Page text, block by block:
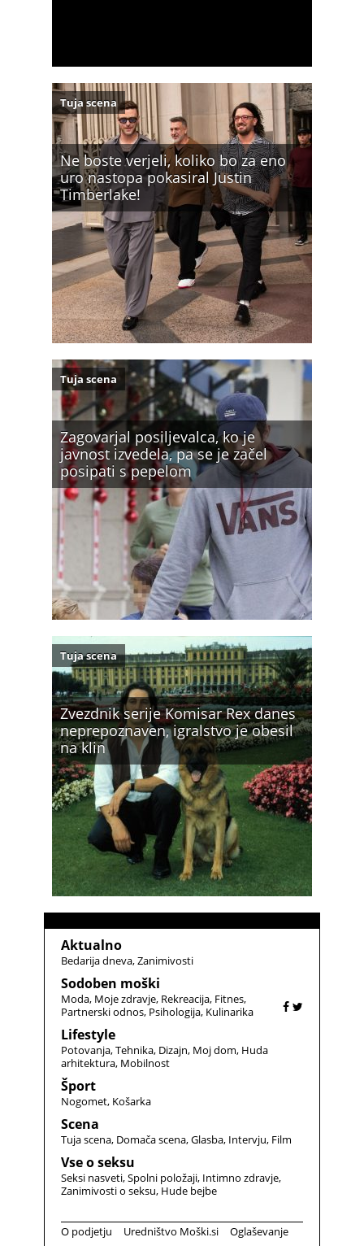
Ne boste verjeli, koliko bo za eno
uro nastopa pokasiral Justin
Timberlake!
Tuja scena
Zagovarjal posiljevalca, ko je
javnost izvedela, pa se je začel
posipati s pepelom
Tuja scena
Zvezdnik serije Komisar Rex danes
neprepoznaven, igralstvo je obesil
na klin
Tuja scena
Aktualno
Bedarija dneva Zanimivosti
Sodoben moški
Moda Moje zdravje Rekreacija Fitnes
Partnerski odnos Psihologija Kulinarika
Lifestyle
Potovanja Tehnika Dizajn Moj dom Huda
arhitektura Mobilnost
Šport
Nogomet Košarka
Scena
Tuja scena Domača scena Glasba Intervju Film
Vse o seksu
Seksi nasveti Spolni položaji Intimno zdravje
Zanimivosti o seksu Hude bejbe
O podjetju Uredništvo Moški.si Oglaševanje